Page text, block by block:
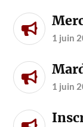
1 juin
1 juin